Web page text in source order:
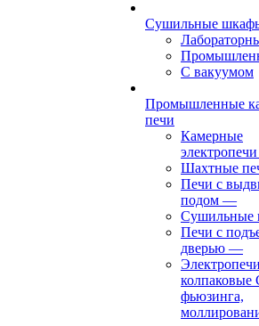
Сушильные
С вакуумом
Промышленные
печи
Камерные
электропечи
Шахтные
Печи с
подом —
Сушильные
Печи с
дверью —
Электропечи
колпаковые
фьюзинга,